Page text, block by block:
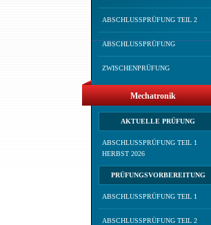
ABSCHLUSSPRÜFUNG TEIL 2
ABSCHLUSSPRÜFUNG
ZWISCHENPRÜFUNG
Mechatronik
AKTUELLE PRÜFUNG
ABSCHLUSSPRÜFUNG TEIL 1
HERBST 2026
PRÜFUNGSVORBEREITUNG
ABSCHLUSSPRÜFUNG TEIL 1
ABSCHLUSSPRÜFUNG TEIL 2